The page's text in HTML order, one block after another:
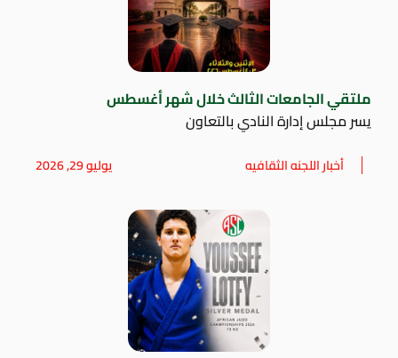
ملتقي الجامعات الثالث خلال شهر أغسطس
يسر مجلس إدارة النادي بالتعاون
أخبار اللجنه الثقافيه يوليو 29, 2026